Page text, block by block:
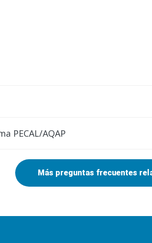
PECAL/AQAP
Más preguntas frecuentes